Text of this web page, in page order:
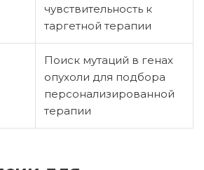
чувствительность к
таргетной терапии
Поиск мутаций в генах
опухоли для подбора
персонализированной
терапии